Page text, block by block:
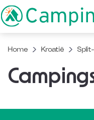
Home Kroatië